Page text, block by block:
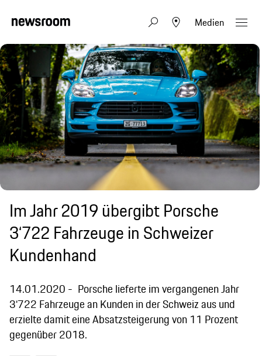
Medien
Im Jahr 2019 übergibt Porsche
3‘722 Fahrzeuge in Schweizer
Kundenhand
14.01.2020
Porsche lieferte im vergangenen Jahr
3‘722 Fahrzeuge an Kunden in der Schweiz aus und
erzielte damit eine Absatzsteigerung von 11 Prozent
gegenüber 2018.